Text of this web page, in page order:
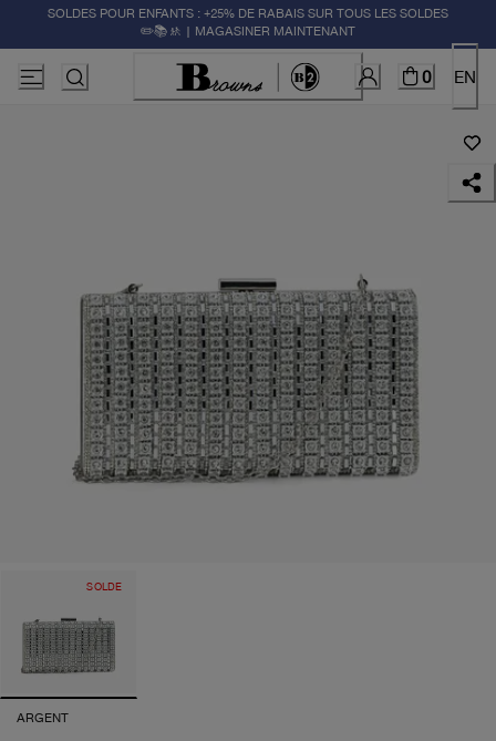
SOLDES POUR ENFANTS : +25% DE RABAIS SUR TOUS LES SOLDES
✏️📚🚸 | MAGASINER MAINTENANT
0 EN
SOLDE
ARGENT